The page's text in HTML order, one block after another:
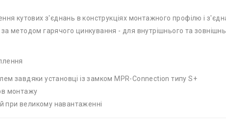
кутових з'єднань в конструкціях монтажного профілю і
методом гарячого цинкування - для внутрішнього та
завдяки установці із замком MPR-Connection типу S+
монтажу
при великому навантаженні